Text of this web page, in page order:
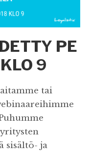
PE
9
tai
sisältö- ja